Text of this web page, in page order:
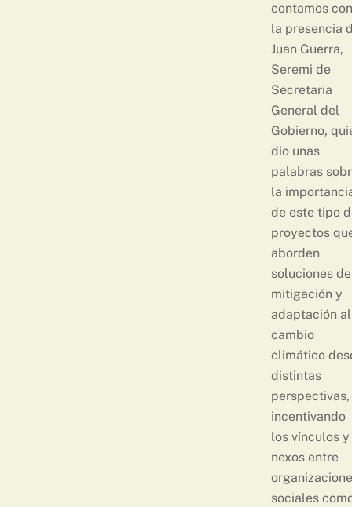
contamos con
la presencia
Juan Guerra,
Seremi de
Secretaria
General del
Gobierno,
dio unas
palabras
la
de este tipo
proyectos
aborden
soluciones de
mitigación y
adaptación al
cambio
climático
distintas
perspectivas,
incentivando
los vínculos y
nexos entre
sociales